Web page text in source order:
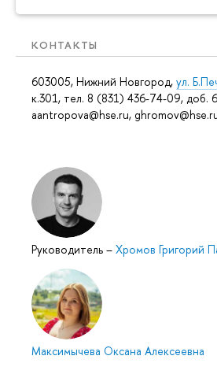
КОНТАКТЫ
603005, Нижний Новгород, ул.
к.301, тел. 8 (831) 436-74-09, доб.
aantropova@hse.ru,
Руководитель – Хромов Григорий
Максимычева Оксана Алексеевна